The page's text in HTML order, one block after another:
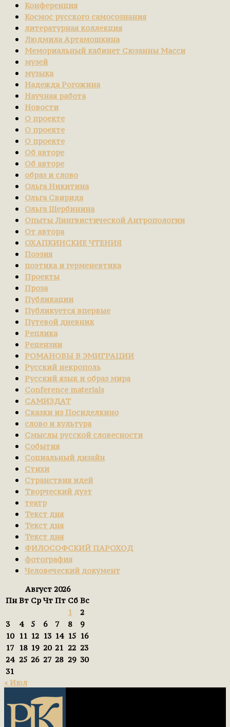
Конференция
Космос русского самосознания
литературная коллекция
Людмила Артамошкина
Мемориальный кабинет Сюзанны Масси
музей
музыка
Надежда Рогожина
Научная работа
Новости
О проекте
О проекте
О проекте
Об авторе
Об авторе
образ и слово
Ольга Никитина
Ольга Свирида
Ольга Щербинина
Опыты Лингвистической Антропологии
От автора
ОХАПКИНСКИЕ ЧТЕНИЯ
Поэзия
поэтика и герменевтика
Проекты
Проза
Публикации
Публикуется впервые
Путевой дневник
Реплика
Рецензии
РОМАНОВЫ В ЭМИГРАЦИИ
Русский некрополь
Русский язык и образ мира
Сonference materials
САМИЗДАТ
Сказки из Посиделкино
слово и культура
Смыслы русской словесности
События
Социальный дизайн
Стихи
Странствия идей
Творческий дуэт
театр
Текст дня
Текст дня
Текст дня
ФИЛОСОФСКИЙ ПАРОХОД
фотография
Человеческий документ
Август 2026
Пн Вт Ср Чт Пт Сб Вс
1
2
3
4 5 6 7 8
9
10
11 12 13 14 15 16
17
18 19 20 21 22 23
24 25 26 27 28 29 30
31
« Июл